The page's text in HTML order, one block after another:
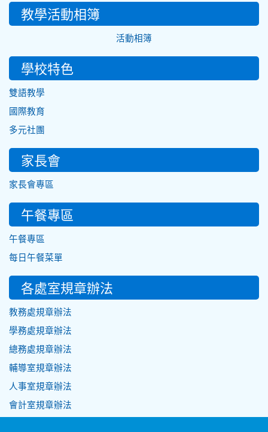
教學活動相簿
活動相簿
學校特色
雙語教學
國際教育
多元社團
家長會
家長會專區
午餐專區
午餐專區
每日午餐菜單
各處室規章辦法
教務處規章辦法
學務處規章辦法
總務處規章辦法
輔導室規章辦法
人事室規章辦法
會計室規章辦法